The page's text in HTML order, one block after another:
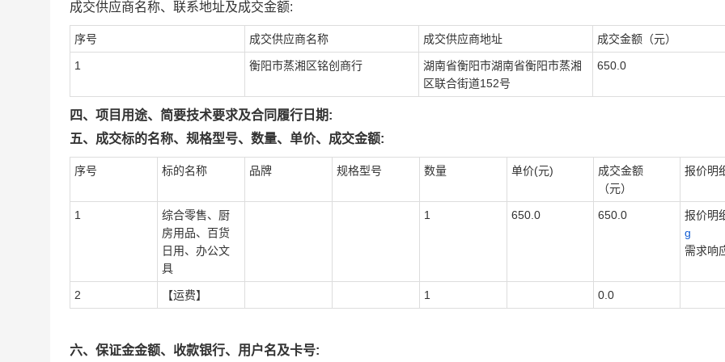
成交供应商名称、联系地址及成交金额:
序号 成交供应商名称 成交供应商地址 成交金额（元）
1 衡阳市蒸湘区铭创商行
湖南省衡阳市湖南省衡阳市蒸湘
区联合街道152号
650.0
四、项目用途、简要技术要求及合同履行日期:
五、成交标的名称、规格型号、数量、单价、成交金额:
序号 标的名称 品牌 规格型号 数量 单价(元)
成交金额
（元）
报价明
1
综合零售、厨
房用品、百货
日用、办公文
具
1 650.0 650.0 报价明
g
需求响
2 【运费】 1 0.0
六、保证金金额、收款银行、用户名及卡号: